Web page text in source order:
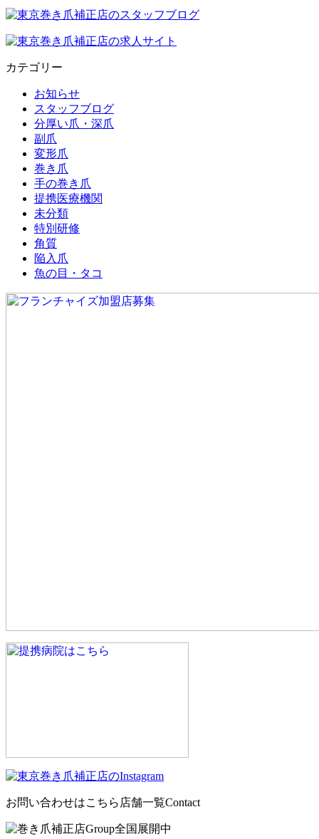
カテゴリー
お知らせ
スタッフブログ
分厚い爪・深爪
副爪
変形爪
巻き爪
手の巻き爪
提携医療機関
未分類
特別研修
角質
陥入爪
魚の目・タコ
お問い合わせはこちら 店舗一覧Contact